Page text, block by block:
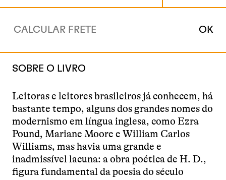
OK
SOBRE O LIVRO
Leitoras e leitores brasileiros já conhecem, há
bastante tempo, alguns dos grandes nomes do
modernismo em língua inglesa, como Ezra
Pound, Mariane Moore e William Carlos
Williams, mas havia uma grande e
inadmissível lacuna: a obra poética de H. D.,
figura fundamental da poesia do século